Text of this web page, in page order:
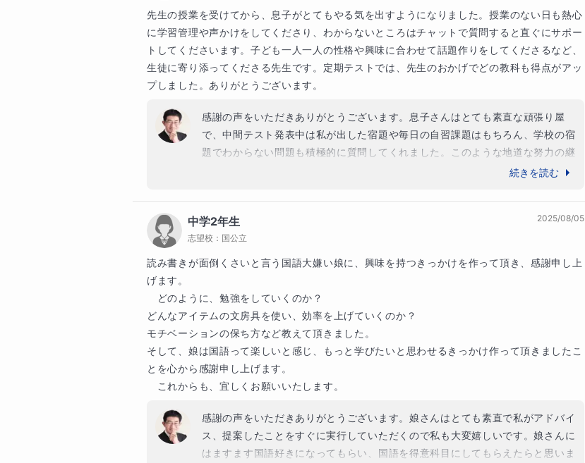
80%を忘れます。これを防ぐには1ヶ月に４回復習を繰り返すことです。復習のタイミ
ングは1回目が翌日、2回目が７日後、3回目が14日後、４回目が21日後です。このサ
イクルで復習することであなたのお子さんは学習したことを約1年半覚えておくことが
できます。あと暗記はひたすら書いて覚えるのではなく単語カードを使って音読して
覚えると効果的です。毎日の自宅学習に関しては25分勉強して５分休憩、これを4回
繰り返し４回目の休憩を15～30分と長めにとると集中力も継続します。このように私
は自分の生徒にただ勉強を教えるのではなく効果的な勉強法も教えます。私の㊙勉強
法は体験授業を申し込んでくれたご家庭限定で体験授業の前にチャットで資料をお送
りしています。あなたとあなたのお子さんが私の㊙勉強法に少しでも興味をお持ちに
になった場合、ぜひお気軽に体験授業のお問い合わせをいただけましたら幸いです。
のをとても楽しみにお待ちしています。
生徒様へのメッセージ
こんにちは。あなたが毎日頑張って自宅学習を頑張っているのにもかかわらずなかな
か結果に結びつかないのは問題集やノートの正しい使い方、効果的な暗記法、人間の
脳のメカニズムに合った復習サイクル、勉強と休憩の最適なバランス比を知らないか
らです。自宅学習で一番大切なのは問題を解く際に必ず音読することです。音読の効
果として脳の広範囲を活性化させ、読解力・記憶力・集中力の向上などがあげられま
す。あと問題集には解答を直接書き込まないようにすることが大切です。このように
勉強には正しい勉強法、効果的な勉強法が存在します。あなたが私の㊙勉強法に興味
だいた方限定で体験授業の前にチャットで私の㊙勉強法の資料をお送りしています。
あなたが私の㊙勉強法に少しでも興味を持ってもらえたならご両親と一緒に体験授業
の申し込みをしてください。一緒に頑張りましょう！私があなたを『勉強好き』に変
先生の授業を受けてから、息子がとてもやる気を出すようになりました。授業のない日も熱心
に学習管理や声かけをしてくださり、わからないところはチャットで質問すると直ぐにサポー
トしてくださいます。子ども一人一人の性格や興味に合わせて話題作りをしてくださるなど、
生徒に寄り添ってくださる先生です。定期テストでは、先生のおかげでどの教科も得点がアッ
プしました。ありがとうございます。
感謝の声をいただきありがとうございます。息子さんはとても素直な頑張り屋
で、中間テスト発表中は私が出した宿題や毎日の自習課題はもちろん、学校の宿
題でわからない問題も積極的に質問してくれました。このような地道な努力の継
続が今回の結果につながったと思います。息子さんのやる気は素晴らしく、これ
向かってこれからも伴走していきますので今後ともよろしくおねがいいたしま
す。
続きを読む
中学2年生
志望校： 国公立
2025/08/05
読み書きが面倒くさいと言う国語大嫌い娘に、興味を持つきっかけを作って頂き、感謝申し上
げます。
どのように、勉強をしていくのか？
どんなアイテムの文房具を使い、効率を上げていくのか？
モチベーションの保ち方など教えて頂きました。
そして、娘は国語って楽しいと感じ、もっと学びたいと思わせるきっかけ作って頂きましたこ
とを心から感謝申し上げます。
これからも、宜しくお願いいたします。
感謝の声をいただきありがとうございます。娘さんはとても素直で私がアドバイ
ス、提案したことをすぐに実行していただくので私も大変嬉しいです。娘さんに
はますます国語好きになってもらい、国語を得意科目にしてもらえたらと思いま